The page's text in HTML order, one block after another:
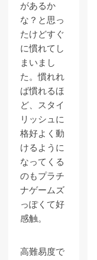
があるか
な？と思っ
たけどすぐ
に慣れてし
まいまし
た。慣れれ
ば慣れるほ
ど、スタイ
リッシュに
格好よく動
けるように
なってくる
のもプラチ
ナゲームズ
っぽくて好
感触。
高難易度で